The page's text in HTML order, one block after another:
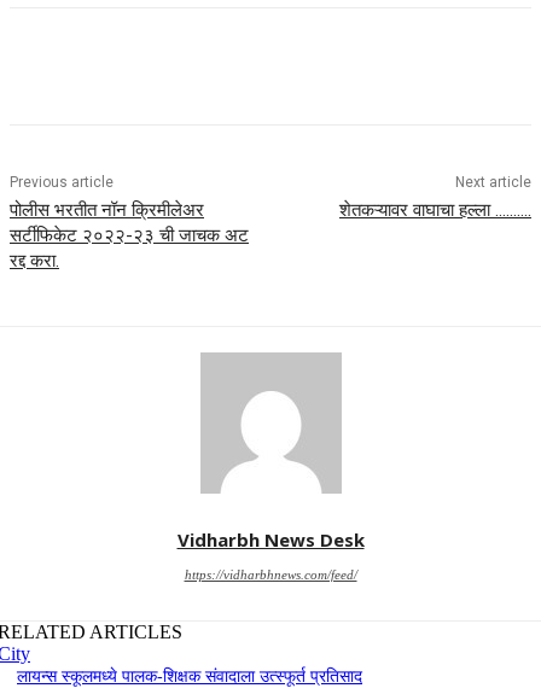
Previous article
पोलीस भरतीत नॉन क्रिमीलेअर
सर्टीफिकेट २०२२-२३ ची जाचक अट
रद्द करा.
Next article
शेतकऱ्यावर वाघाचा हल्ला ……….
Vidharbh News Desk
https://vidharbhnews.com/feed/
ARTICLES
लायन्स स्कूलमध्ये पालक-शिक्षक संवादाला उत्स्फूर्त प्रतिसाद